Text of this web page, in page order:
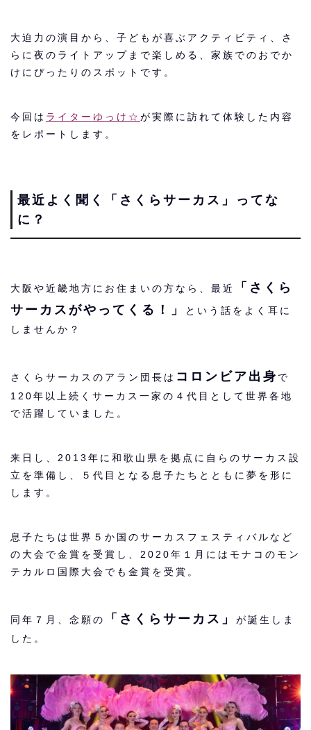
大迫力の演目から、子どもが喜ぶアクティビティ、さ
らに夜のライトアップまで楽しめる、家族でのおでか
けにぴったりのスポットです。
今回は ライターゆっけ☆ が実際に訪れて体験した内容
をレポートします。
最近よく聞く「さくらサーカス」ってな
に？
大阪や近畿地方にお住まいの方なら、最近
「さくら
サーカスがやってくる！」
という話をよく耳に
しませんか？
さくらサーカスのアラン団長は コロンビア出身 で
120年以上続くサーカス一家の４代目として世界各地
で活躍していました。
来日し、2013年に和歌山県を拠点に自らのサーカス設
立を準備し、５代目となる息子たちとともに夢を形に
します。
息子たちは世界５か国のサーカスフェスティバルなど
の大会で金賞を受賞し、2020年１月にはモナコのモン
テカルロ国際大会でも金賞を受賞。
同年７月、念願の 「さくらサーカス」
が誕生しま
した。